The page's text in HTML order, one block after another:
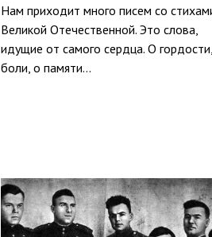
Нам приходит много писем со
Великой Отечественной. Это слова,
идущие от самого сердца. О
боли, о памяти...